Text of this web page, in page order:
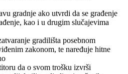
gradnje ako utvrdi da se građenje
kao i u drugim slučajevima
gradilišta posebnom
zakonom, te naređuje hitne
da o svom trošku izvrši